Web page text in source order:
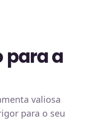
para a
valiosa
para o seu